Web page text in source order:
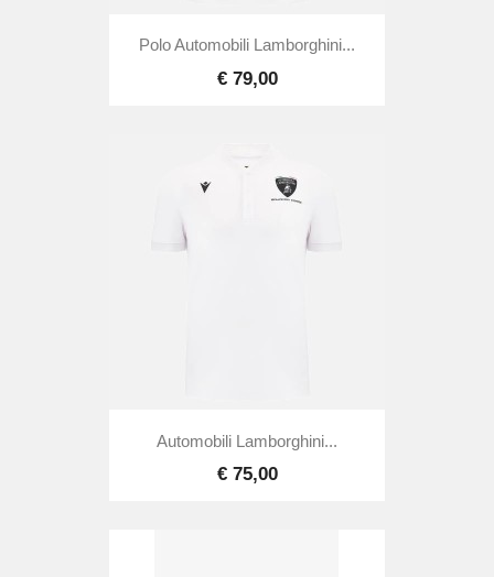
Polo Automobili Lamborghini...
€ 79,00
Automobili Lamborghini...
€ 75,00